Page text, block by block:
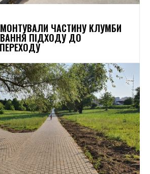
ЧАСТИНУ КЛУМБИ
ПІДХОДУ ДО